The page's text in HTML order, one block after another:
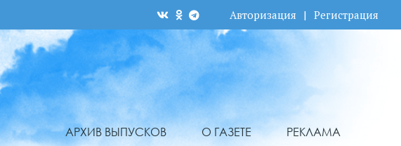
Авторизация | Регистрация
АРХИВ ВЫПУСКОВ О ГАЗЕТЕ РЕКЛАМА